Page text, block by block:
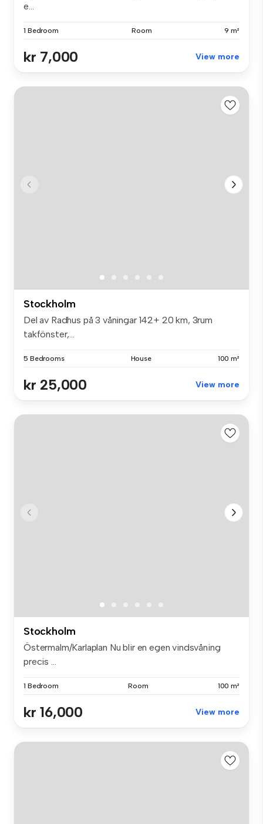
e...
1 Bedroom Room 9 m²
kr 7,000 View more
Stockholm
Del av Radhus på 3 våningar 142+ 20 km, 3rum
takfönster,...
5 Bedrooms House 100 m²
kr 25,000 View more
Stockholm
Östermalm/Karlaplan Nu blir en egen vindsvåning
precis ...
1 Bedroom Room 100 m²
kr 16,000 View more